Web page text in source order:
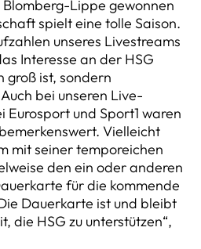
Lippe gewonnen
spielt eine tolle Saison.
unseres Livestreams
Interesse an der HSG
groß ist, sondern
bei unseren Live-
Eurosport und Sport1 waren
Vielleicht
mit seiner temporeichen
den ein oder anderen
für die kommende
Dauerkarte ist und bleibt
die HSG zu unterstützen“,